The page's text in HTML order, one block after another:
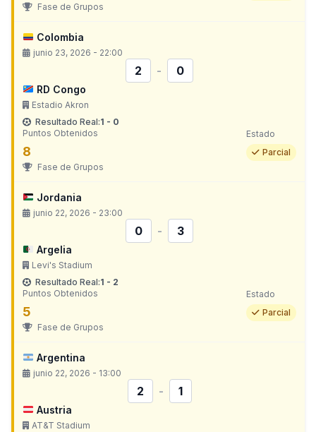
Fase de Grupos
Colombia
junio 23, 2026 - 22:00
2 - 0
RD Congo
Estadio Akron
Resultado Real:1 - 0
Puntos Obtenidos
8
Estado
Parcial
Fase de Grupos
Jordania
junio 22, 2026 - 23:00
0 - 3
Argelia
Levi's Stadium
Resultado Real:1 - 2
Puntos Obtenidos
5
Estado
Parcial
Fase de Grupos
Argentina
junio 22, 2026 - 13:00
2 - 1
Austria
AT&T Stadium